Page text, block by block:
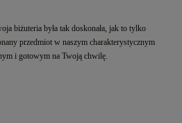
biżuteria była tak doskonała, jak to tylko
przedmiot w naszym charakterystycznym
i gotowym na Twoją chwilę.